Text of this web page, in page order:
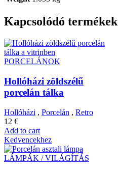
Kapcsolódó termékek
PORCELÁNOK
Hollóházi zöldszélű
porcelán tálka
Hollóházi , Porcelán , Retro
12 €
Add to cart
Kedvencekhez
LÁMPÁK / VILÁGÍTÁS